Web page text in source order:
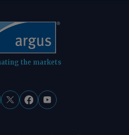
the markets